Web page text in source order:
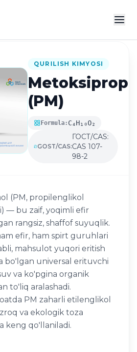
QURILISH KIMYOSI
(PM)
Formula: C₄H₁₀O₂
GOST/CAS:
ГОСТ/CAS:
CAS 107-
98-2
(PM, propilenglikol
— bu zaif, yoqimli efir
rangsiz, shaffof suyuqlik.
efir, ham spirt guruhlari
mahsulot yuqori eritish
bo'lgan universal erituvchi
va ko'pgina organik
to'liq aralashadi.
PM zaharli etilenglikol
va ekologik toza
keng qo'llaniladi.